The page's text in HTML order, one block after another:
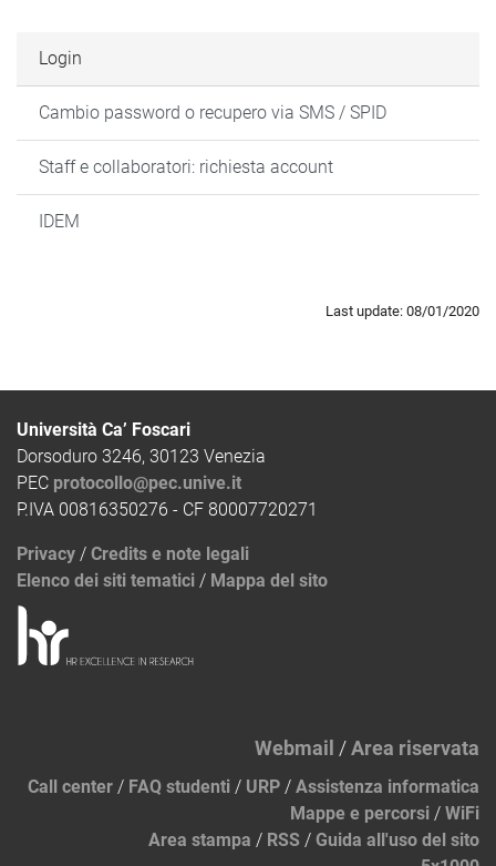
Login
Cambio password o recupero via SMS / SPID
Staff e collaboratori: richiesta account
IDEM
Last update: 08/01/2020
Università Ca’ Foscari
Dorsoduro 3246, 30123 Venezia
PEC protocollo@pec.unive.it
P.IVA 00816350276 - CF 80007720271
Privacy / Credits e note legali
Elenco dei siti tematici / Mappa del sito
Webmail /Area riservata
Call center / FAQ studenti / URP / Assistenza informatica
Mappe e percorsi / WiFi
Area stampa / RSS / Guida all'uso del sito